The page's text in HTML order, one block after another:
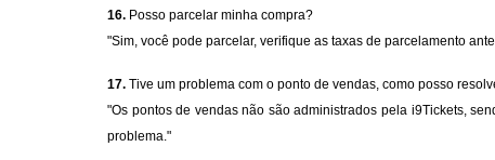
16. Posso parcelar minha compra?
"Sim, você pode parcelar, verifique as taxas de parcelamento
17. Tive um problema com o ponto de vendas, como posso
"Os pontos de vendas não são administrados pela i9Tickets,
problema."